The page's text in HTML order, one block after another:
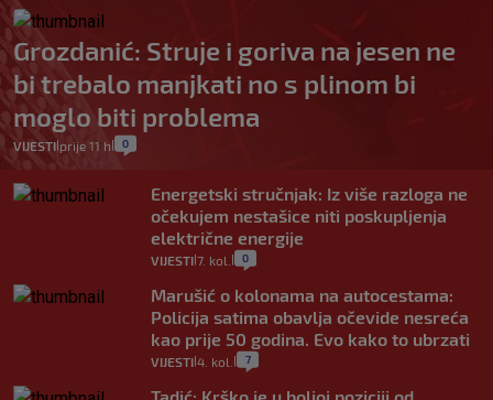
Grozdanić: Struje i goriva na jesen ne
bi trebalo manjkati no s plinom bi
moglo biti problema
VIJESTI| prije 11 h 0
Energetski stručnjak: Iz više razloga ne
očekujem nestašice niti poskupljenja
električne energije
VIJESTI 7. kol. 0
Marušić o kolonama na autocestama:
Policija satima obavlja očevide nesreća
kao prije 50 godina. Evo kako to ubrzati
VIJESTI 4. kol. 7